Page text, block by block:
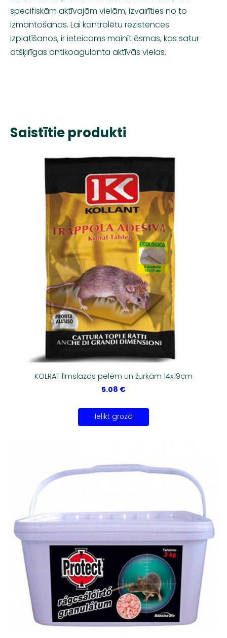
specifiskām aktīvajām vielām, izvairīties no to
izmantošanas. Lai kontrolētu rezistences
izplatīšanos, ir ieteicams mainīt ēsmas, kas satur
atšķirīgas antikoagulanta aktīvās vielas.
Saistītie produkti
KOLRAT līmslazds pelēm un žurkām 14x19cm
5.08 €
Ielikt grozā